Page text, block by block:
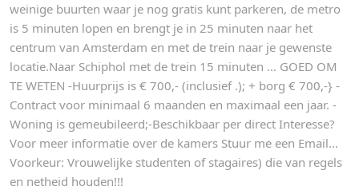
weinige buurten waar je nog gratis kunt parkeren, de metro
is 5 minuten lopen en brengt je in 25 minuten naar het
centrum van Amsterdam en met de trein naar je gewenste
locatie.Naar Schiphol met de trein 15 minuten ... GOED OM
TE WETEN -Huurprijs is € 700,- (inclusief .); + borg € 700,-} -
Contract voor minimaal 6 maanden en maximaal een jaar. -
Woning is gemeubileerd;-Beschikbaar per direct Interesse?
Voor meer informatie over de kamers Stuur me een Email...
Voorkeur: Vrouwelijke studenten of stagaires) die van regels
en netheid houden!!!